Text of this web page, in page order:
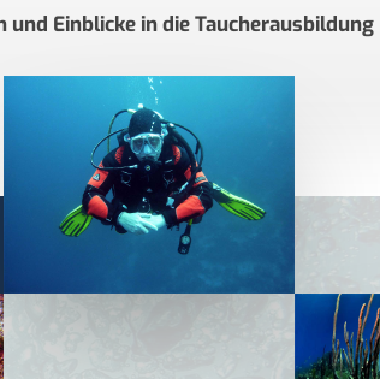
Einblicke in die Taucherausbildung